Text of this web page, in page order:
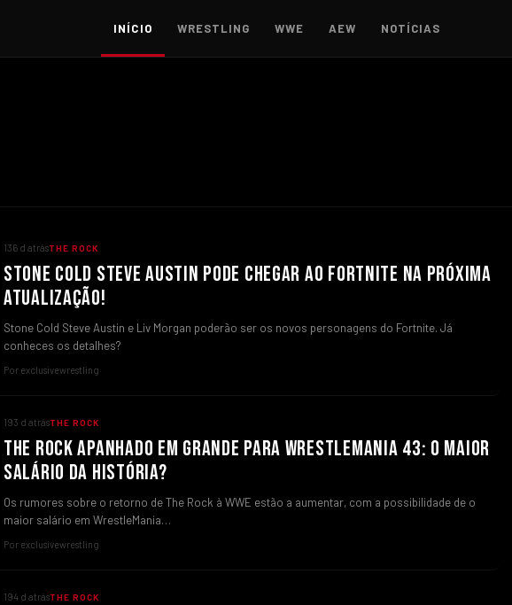
INÍCIO WRESTLING WWE AEW NOTÍCIAS
136 d atrásTHE ROCK
STONE COLD STEVE AUSTIN PODE CHEGAR AO FORTNITE NA PRÓXIMA
ATUALIZAÇÃO!
Stone Cold Steve Austin e Liv Morgan poderão ser os novos personagens do Fortnite. Já
conheces os detalhes?
Por exclusivewrestling
193 d atrásTHE ROCK
THE ROCK APANHADO EM GRANDE PARA WRESTLEMANIA 43: O MAIOR
SALÁRIO DA HISTÓRIA?
Os rumores sobre o retorno de The Rock à WWE estão a aumentar, com a possibilidade de o
maior salário em WrestleMania…
Por exclusivewrestling
194 d atrásTHE ROCK